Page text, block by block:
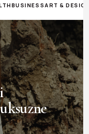
BUSINESS ART &